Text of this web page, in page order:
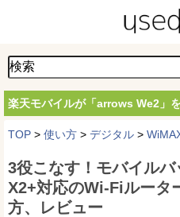
楽天モバイルが「arrows We2」
TOP > 使い方 > デジタル >
3役こなす！モバイル
X2+対応のWi-Fiルー
方、レビュー